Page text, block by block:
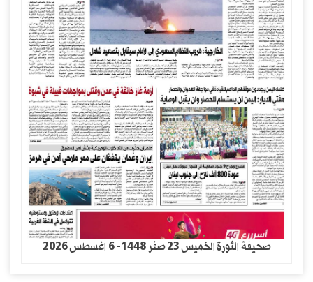
صحيفة الثورة الخميس 23 صفر 1448- 6 اغسطس 2026